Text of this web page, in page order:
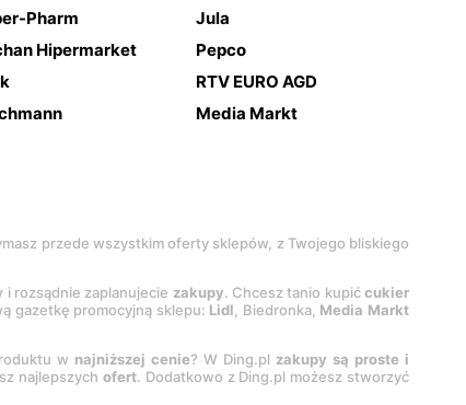
Pharm
Jula
Hipermarket
Pepco
RTV EURO AGD
Media Markt
przede wszystkim oferty sklepów, z Twojego bliskiego
i rozsądnie zaplanujecie zakupy. Chcesz tanio kupićcukier
gazetkę promocyjną sklepu: Lidl, Biedronka, Media Markt
w najniższej cenie? W Ding.pl zakupy są proste i
najlepszychofert. Dodatkowo z Ding.pl możesz stworzyć